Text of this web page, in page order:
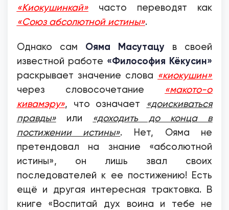
«Киокушинкай»часто переводят как
«Союз абсолютной истины».
Однако сам Ояма Масутацу в своей
известной работе «Философия Кёкусин»
раскрывает значение слова «киокушин»
через словосочетание «макото-о
кивамэру», что означает «доискиваться
правды»или «доходить до конца в
постижении истины». Нет, Ояма не
претендовал на знание «абсолютной
истины», он лишь звал своих
последователей к ее постижению! Есть
ещё и другая интересная трактовка. В
книге «Воспитай дух воина и тебе не